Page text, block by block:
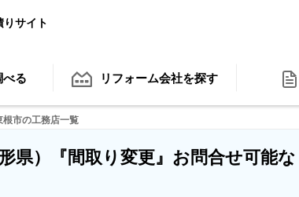
サイト
る リフォーム会社を探す
根市の工務店一覧
県）『間取り変更』お問合せ可能な